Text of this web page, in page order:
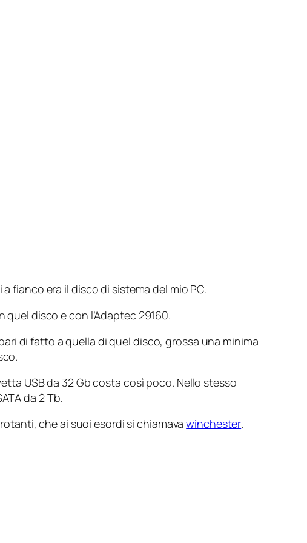
fianco era il disco di sistema del mio PC.
disco e con l’Adaptec 29160.
di fatto a quella di quel disco, grossa una minima
USB da 32 Gb costa così poco. Nello stesso
da 2 Tb.
che ai suoi esordi si chiamavawinchester.